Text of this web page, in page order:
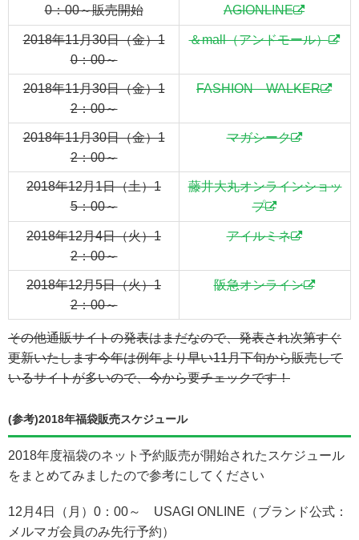
0：00～販売開始
AGIONLINE
2018年11月30日（金）1
0：00～
＆mall（アンドモール）
2018年11月30日（金）1
2：00～
FASHION WALKER
2018年11月30日（金）1
2：00～
マガシーク
2018年12月1日（土）1
5：00～
藤井大丸オンラインショッ
プ
2018年12月4日（火）1
2：00～
アイルミネ
2018年12月5日（火）1
2：00～
阪急オンライン
その他通販サイトの発表はまだなので、発表され次第すぐ
更新いたします今年は例年より早い11月下旬から販売して
いるサイトが多いので、今から要チェックです！
(参考)2018年福袋販売スケジュール
2018年度福袋のネット予約販売が開始されたスケジュール
をまとめてみましたので参考にしてください
12月4日（月）0：00～ USAGI ONLINE（ブランド公式：
メルマガ会員のみ先行予約）